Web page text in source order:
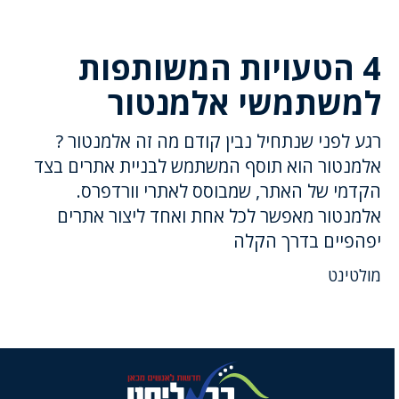
4 הטעויות המשותפות
למשתמשי אלמנטור
רגע לפני שנתחיל נבין קודם מה זה אלמנטור ?
אלמנטור הוא תוסף המשתמש לבניית אתרים בצד
הקדמי של האתר, שמבוסס לאתרי וורדפרס.
אלמנטור מאפשר לכל אחת ואחד ליצור אתרים
יפהפיים בדרך הקלה
מולטינט